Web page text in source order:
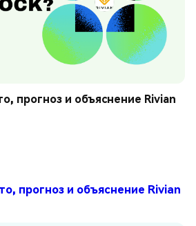
прогноз и объяснение Rivian
прогноз и объяснение Rivian